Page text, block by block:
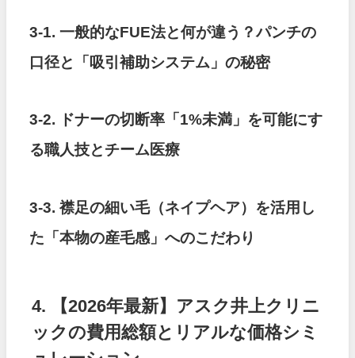
3-1. 一般的なFUE法と何が違う？パンチの
口径と「吸引補助システム」の秘密
3-2. ドナーの切断率「1%未満」を可能にす
る職人技とチーム医療
3-3. 襟足の細い毛（ネイプヘア）を活用し
た「本物の産毛感」へのこだわり
4. 【2026年最新】アスク井上クリニ
ックの費用総額とリアルな価格シミ